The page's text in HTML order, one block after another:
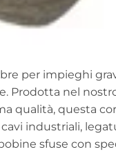
per impieghi
Prodotta nel
qualità, questa
industriali,
sfuse con